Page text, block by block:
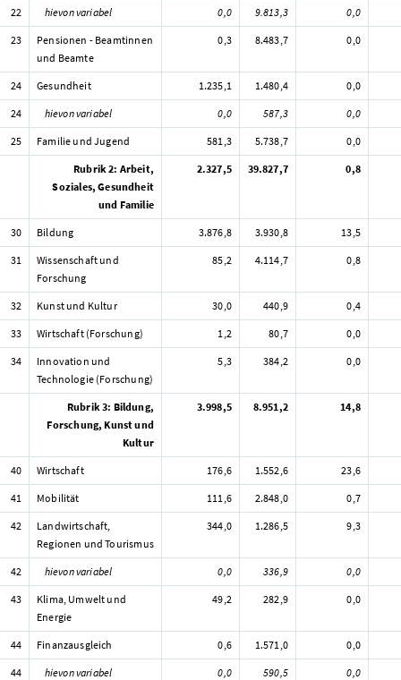
22 hievon variabel 0,0 9.813,3 0,0
23
Pensionen - Beamtinnen
und Beamte
0,3 8.483,7 0,0
24 Gesundheit 1.235,1 1.480,4 0,0
24 hievon variabel 0,0 587,3 0,0
25 Familie und Jugend 581,3 5.738,7 0,0
Rubrik 2: Arbeit,
Soziales, Gesundheit
und Familie
2.327,5 39.827,7 0,8
30 Bildung 3.876,8 3.930,8 13,5
31
Wissenschaft und
Forschung
85,2 4.114,7 0,8
32 Kunst und Kultur 30,0 440,9 0,4
33 Wirtschaft (Forschung) 1,2 80,7 0,0
34
Innovation und
Technologie (Forschung)
5,3 384,2 0,0
Rubrik 3: Bildung,
Forschung, Kunst und
Kultur
3.998,5 8.951,2 14,8
40 Wirtschaft 176,6 1.552,6 23,6
41 Mobilität 111,6 2.848,0 0,7
42
Landwirtschaft,
Regionen und Tourismus
344,0 1.286,5 9,3
42 hievon variabel 0,0 336,9 0,0
43
Klima, Umwelt und
Energie
49,2 282,9 0,0
44 Finanzausgleich 0,6 1.571,0 0,0
44 hievon variabel 0,0 590,5 0,0